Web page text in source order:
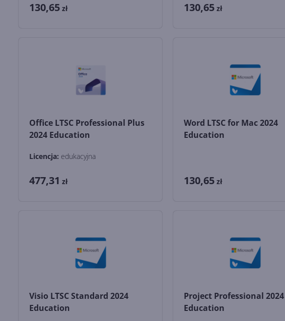
130,65 zł 130,65 zł
Office LTSC Professional Plus
2024 Education
Licencja: edukacyjna
477,31 zł
Word LTSC for Mac 2024
Education
130,65 zł
Visio LTSC Standard 2024
Education
Project Professional 2024
Education